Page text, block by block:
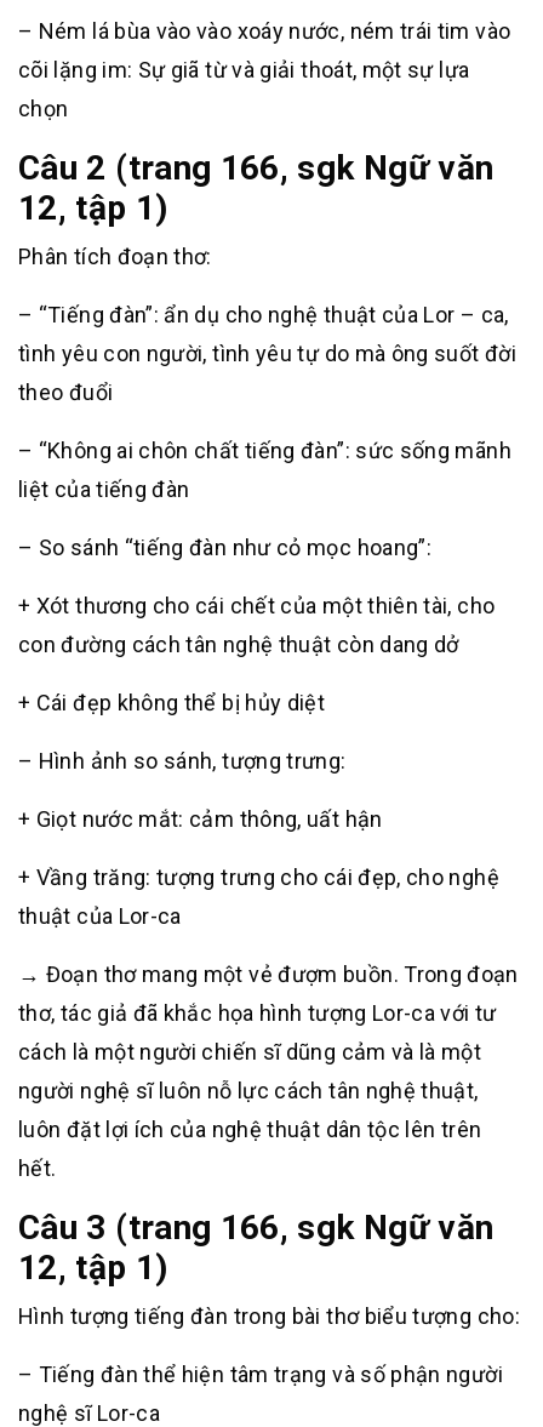
– Ném lá bùa vào vào xoáy nước, ném trái tim vào
cõi lặng im: Sự giã từ và giải thoát, một sự lựa
chọn
Câu 2 (trang 166, sgk Ngữ văn
12, tập 1)
Phân tích đoạn thơ:
– “Tiếng đàn”: ẩn dụ cho nghệ thuật của Lor – ca,
tình yêu con người, tình yêu tự do mà ông suốt đời
theo đuổi
– “Không ai chôn chất tiếng đàn”: sức sống mãnh
liệt của tiếng đàn
– So sánh “tiếng đàn như cỏ mọc hoang”:
+ Xót thương cho cái chết của một thiên tài, cho
con đường cách tân nghệ thuật còn dang dở
+ Cái đẹp không thể bị hủy diệt
– Hình ảnh so sánh, tượng trưng:
+ Giọt nước mắt: cảm thông, uất hận
+ Vầng trăng: tượng trưng cho cái đẹp, cho nghệ
thuật của Lor-ca
→ Đoạn thơ mang một vẻ đượm buồn. Trong đoạn
thơ, tác giả đã khắc họa hình tượng Lor-ca với tư
cách là một người chiến sĩ dũng cảm và là một
người nghệ sĩ luôn nỗ lực cách tân nghệ thuật,
luôn đặt lợi ích của nghệ thuật dân tộc lên trên
hết.
Câu 3 (trang 166, sgk Ngữ văn
12, tập 1)
Hình tượng tiếng đàn trong bài thơ biểu tượng cho:
– Tiếng đàn thể hiện tâm trạng và số phận người
nghệ sĩ Lor-ca